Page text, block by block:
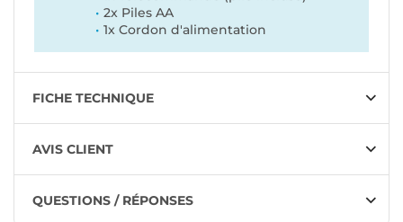
2x Piles AA
1x Cordon d'alimentation
FICHE TECHNIQUE
AVIS CLIENT
QUESTIONS / RÉPONSES